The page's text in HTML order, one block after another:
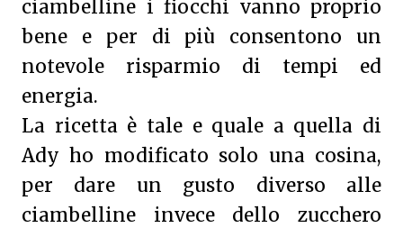
ciambelline i fiocchi vanno proprio
bene e per di più consentono un
notevole risparmio di tempi ed
energia.
La ricetta è tale e quale a quella di
Ady ho modificato solo una cosina,
per dare un gusto diverso alle
ciambelline invece dello zucchero